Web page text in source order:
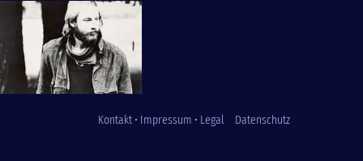
Kontakt • Impressum • Legal Datenschutz